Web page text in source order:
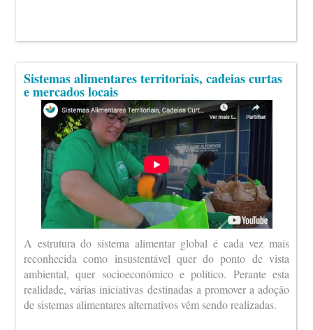
Sistemas alimentares territoriais, cadeias curtas
e mercados locais
A estrutura do sistema alimentar global é cada vez mais
reconhecida como insustentável quer do ponto de vista
ambiental, quer socioeconómico e político. Perante esta
realidade, várias iniciativas destinadas a promover a adoção
de sistemas alimentares alternativos vêm sendo realizadas.